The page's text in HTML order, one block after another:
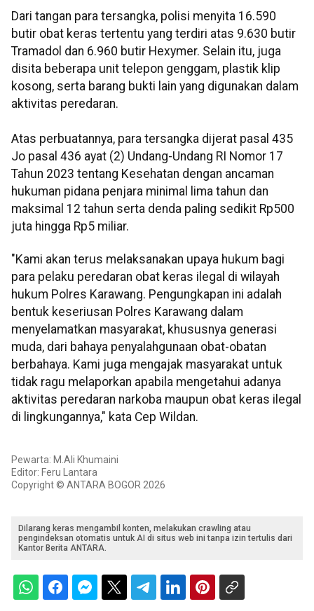
Dari tangan para tersangka, polisi menyita 16.590
butir obat keras tertentu yang terdiri atas 9.630 butir
Tramadol dan 6.960 butir Hexymer. Selain itu, juga
disita beberapa unit telepon genggam, plastik klip
kosong, serta barang bukti lain yang digunakan dalam
aktivitas peredaran.
Atas perbuatannya, para tersangka dijerat pasal 435
Jo pasal 436 ayat (2) Undang-Undang RI Nomor 17
Tahun 2023 tentang Kesehatan dengan ancaman
hukuman pidana penjara minimal lima tahun dan
maksimal 12 tahun serta denda paling sedikit Rp500
juta hingga Rp5 miliar.
"Kami akan terus melaksanakan upaya hukum bagi
para pelaku peredaran obat keras ilegal di wilayah
hukum Polres Karawang. Pengungkapan ini adalah
bentuk keseriusan Polres Karawang dalam
menyelamatkan masyarakat, khususnya generasi
muda, dari bahaya penyalahgunaan obat-obatan
berbahaya. Kami juga mengajak masyarakat untuk
tidak ragu melaporkan apabila mengetahui adanya
aktivitas peredaran narkoba maupun obat keras ilegal
di lingkungannya," kata Cep Wildan.
Pewarta: M.Ali Khumaini
Editor: Feru Lantara
Copyright © ANTARA BOGOR 2026
Dilarang keras mengambil konten, melakukan crawling atau
pengindeksan otomatis untuk AI di situs web ini tanpa izin tertulis dari
Kantor Berita ANTARA.